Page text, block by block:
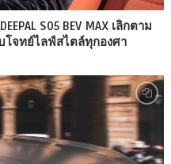
S05 BEV MAX เลิกตาม
โจทย์ไลฟ์สไตล์ทุกองศา